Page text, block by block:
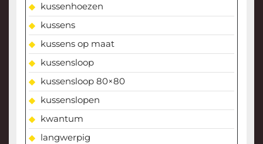
kussenhoezen
kussens
kussens op maat
kussensloop
kussensloop 80×80
kussenslopen
kwantum
langwerpig